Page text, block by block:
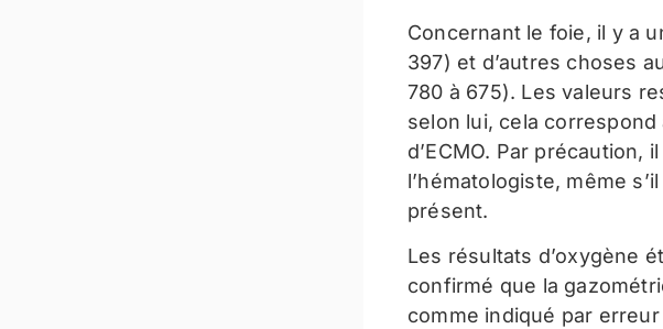
Concernant le foie, il y a
397) et d’autres choses
780 à 675). Les valeurs
selon lui, cela
d’ECMO. Par précaution,
l’hématologiste, même
présent.
Les résultats d’oxygène
confirmé que la
comme indiqué par